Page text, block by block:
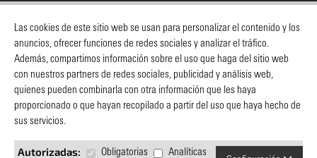
Las cookies de este sitio web se usan para personalizar el contenido y los
anuncios, ofrecer funciones de redes sociales y analizar el tráfico.
Además, compartimos información sobre el uso que haga del sitio web
con nuestros partners de redes sociales, publicidad y análisis web,
quienes pueden combinarla con otra información que les haya
proporcionado o que hayan recopilado a partir del uso que haya hecho de
sus servicios.
Autorizadas: Obligatorias Analíticas
MAQUINARIA|CONSUMIBLES|
Catálogos-Despieces Y Manuales-
Servicio Técnico-Noticias-Contacto
INFORMACIÓN
Yaros
Cómo comprar
Política de privacidad